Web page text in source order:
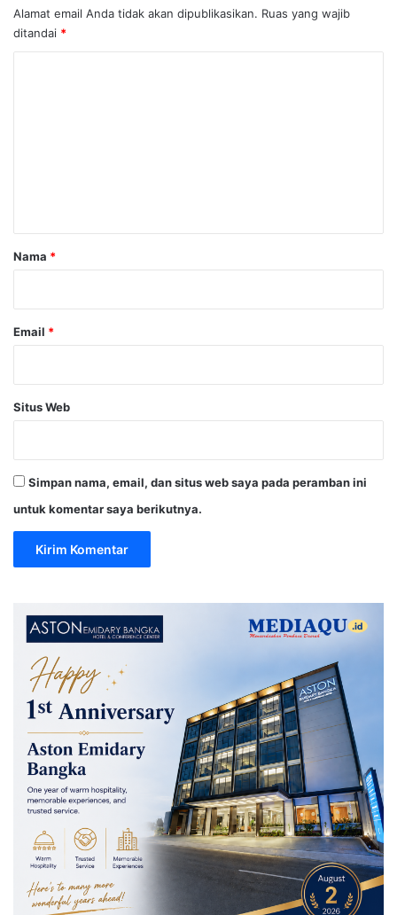
Alamat email Anda tidak akan dipublikasikan. Ruas yang wajib
ditandai *
rNama *
Email *
Situs Web
Simpan nama, email, dan situs web saya pada peramban ini
untuk komentar saya berikutnya.